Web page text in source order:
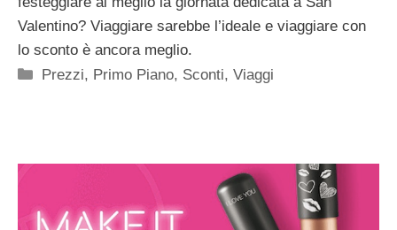
Valentino? Viaggiare sarebbe l’ideale e viaggiare con
lo sconto è ancora meglio.
Categorie
Prezzi, Primo Piano, Sconti,Viaggi